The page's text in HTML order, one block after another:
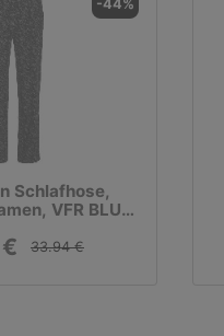
-44%
Schlafhose,
VFR BLUE,
33.94 €